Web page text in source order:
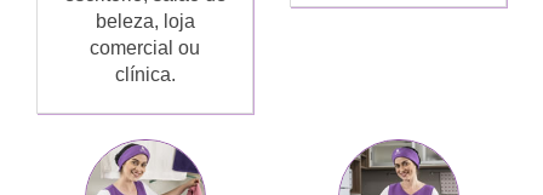
beleza, loja
comercial ou
clínica.